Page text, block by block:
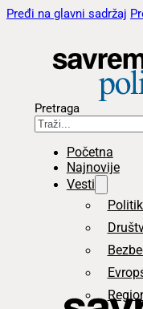
Pređi na glavni sadržaj
Pretraga
Početna
Najnovije
Vesti